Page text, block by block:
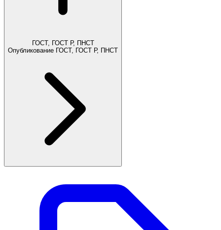
ГОСТ, ГОСТ Р, ПНСТ
Опубликование ГОСТ, ГОСТ Р, ПНСТ